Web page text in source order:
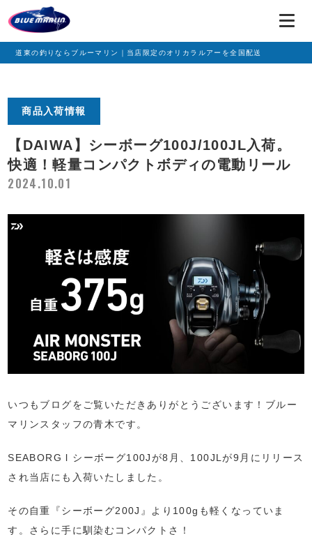
道東の釣りならブルーマリン｜当店限定のオリカラルアーを全国配送
商品入荷情報
【DAIWA】シーボーグ100J/100JL入荷。
快適！軽量コンパクトボディの電動リール
2024.10.01
いつもブログをご覧いただきありがとうございます！ブルー
マリンスタッフの青木です。
SEABORG l シーボーグ100Jが8月、100JLが9月にリリース
され当店にも入荷いたしました。
その自重『シーボーグ200J』より100gも軽くなっていま
す。さらに手に馴染むコンパクトさ！